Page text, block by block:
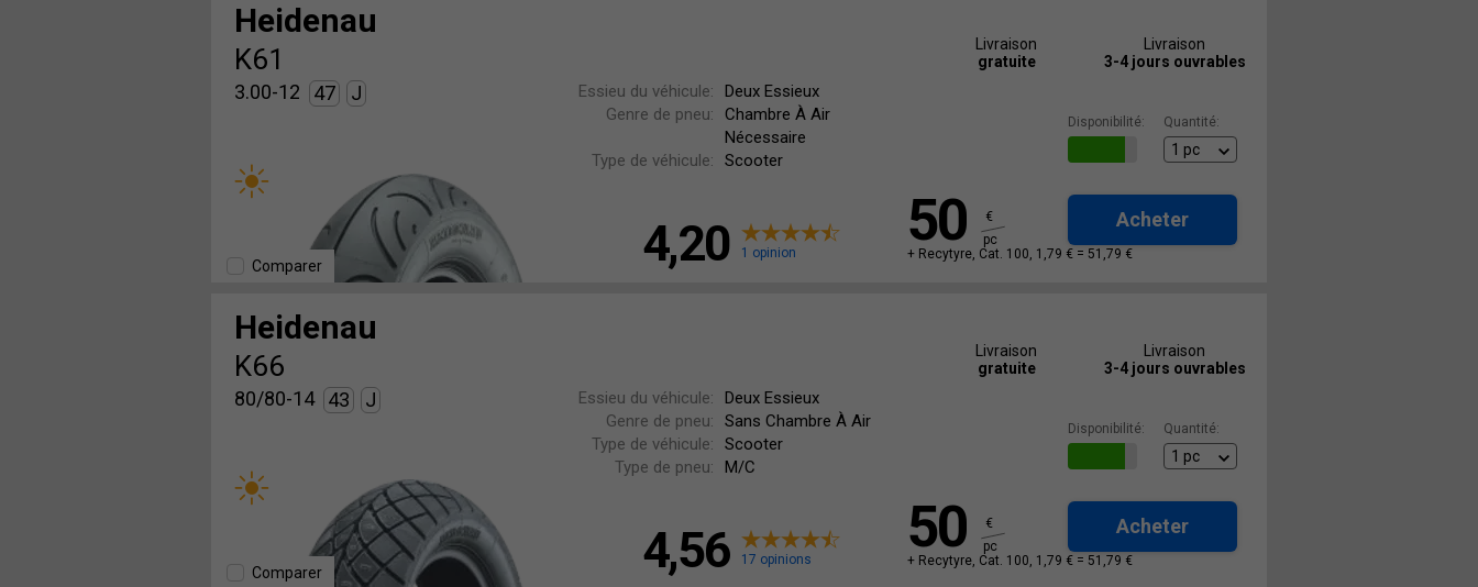
Heidenau
K61
3.00-12 47 J
Comparer
Essieu du véhicule:
Deux Essieux
Genre de pneu:
Chambre À Air
Nécessaire
Type de véhicule:
Scooter
4,20 1 opinion
Livraison
gratuite
Livraison
3-4 jours ouvrables
Disponibilité: Quantité:
50
€
pc
Acheter
+ Recytyre, Cat. 100, 1,79 € = 51,79 €
Heidenau
K66
80/80-14 43 J
Comparer
Essieu du véhicule:
Deux Essieux
Genre de pneu:
Sans Chambre À Air
Type de véhicule:
Scooter
Type de pneu:
M/C
4,56 17 opinions
Livraison
gratuite
Livraison
3-4 jours ouvrables
Disponibilité: Quantité:
50
€
pc
Acheter
+ Recytyre, Cat. 100, 1,79 € = 51,79 €